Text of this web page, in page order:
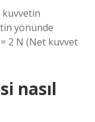
kuvvetin
yönünde
2 N (Net kuvvet
nasıl